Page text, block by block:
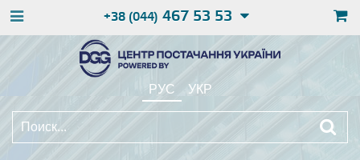
+38 (044) 467 53 53
РУС УКР